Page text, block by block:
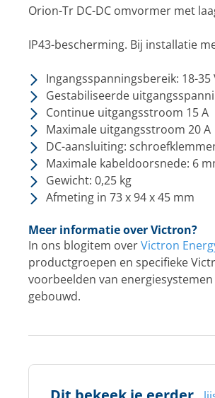
Orion-Tr DC-DC omvormer met
IP43-bescherming. Bij installatie
Ingangsspanningsbereik: 18-35
Gestabiliseerde
Continue uitgangsstroom 15 A
Maximale uitgangsstroom 20 A
DC-aansluiting:
Maximale kabeldoorsnede: 6
Gewicht: 0,25 kg
Afmeting in 73 x 94 x 45 mm
Meer informatie over Victron?
In ons blogitem overVictron
productgroepen en specifieke
voorbeelden van
gebouwd.